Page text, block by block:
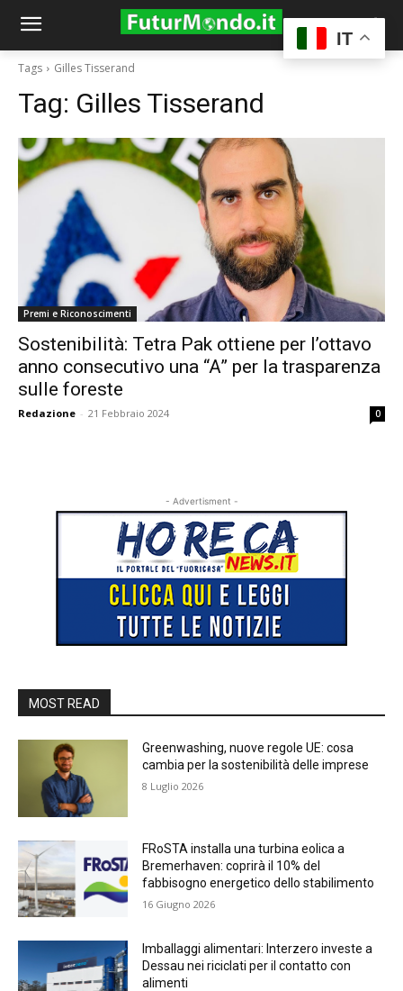
Tags Gilles Tisserand
Tag: Gilles Tisserand
Premi e Riconoscimenti
Sostenibilità: Tetra Pak ottiene per l’ottavo
anno consecutivo una “A” per la trasparenza
sulle foreste
Redazione - 21 Febbraio 2024 0
- Advertisment -
MOST READ
Greenwashing, nuove regole UE: cosa
cambia per la sostenibilità delle imprese
8 Luglio 2026
FRoSTA installa una turbina eolica a
Bremerhaven: coprirà il 10% del
fabbisogno energetico dello stabilimento
16 Giugno 2026
Imballaggi alimentari: Interzero investe a
Dessau nei riciclati per il contatto con
alimenti
IT